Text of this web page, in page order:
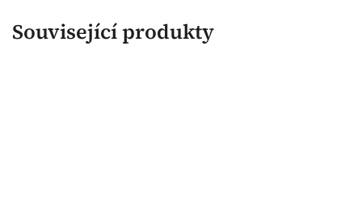
Související produkty